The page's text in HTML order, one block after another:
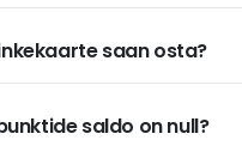
saan osta?
saldo on null?